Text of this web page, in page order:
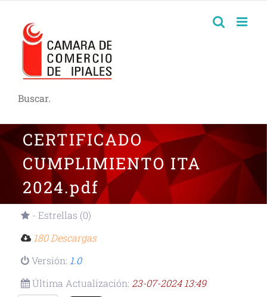
Buscar.
CERTIFICADO
CUMPLIMIENTO ITA
2024.pdf
- Estrellas (0)
180 Descargas
Versión: 1.0
Última Actualización: 23-07-2024 13:49